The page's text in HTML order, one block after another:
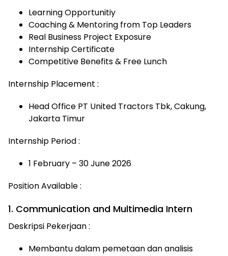
Learning Opportunitiy
Coaching & Mentoring from Top Leaders
Real Business Project Exposure
Internship Certificate
Competitive Benefits & Free Lunch
Internship Placement :
Head Office PT United Tractors Tbk, Cakung,
Jakarta Timur
Internship Period :
1 February – 30 June 2026
Position Available :
1. Communication and Multimedia Intern
Deskripsi Pekerjaan :
Membantu dalam pemetaan dan analisis